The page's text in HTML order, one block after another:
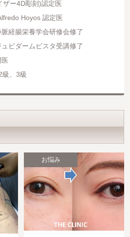
ザー4D彫刻)認定医
Hoyos 認定医
経腸栄養学会研修会修了
ビダームビスタ受講修了
級、3級
お悩み